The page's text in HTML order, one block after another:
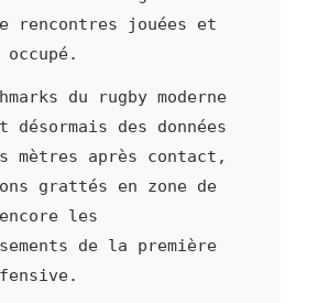
rencontres jouées et
du rugby moderne
désormais des données
mètres après contact,
grattés en zone de
les
de la première